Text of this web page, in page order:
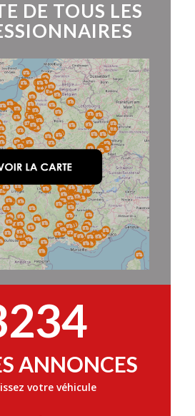
DE TOUS LES
ANNONCES
votre véhicule